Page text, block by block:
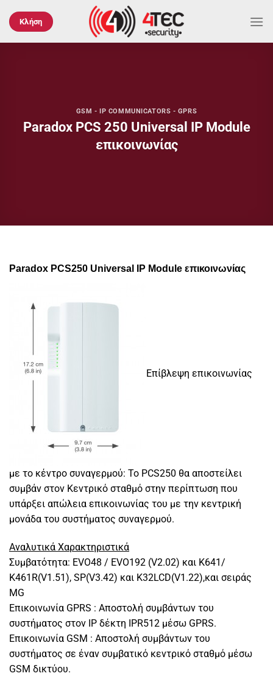
στο
Κλήση
GSM - IP COMMUNICATORS - GPRS
Paradox PCS 250 Universal IP Module
επικοινωνίας
Paradox PCS250 Universal IP Module επικοινωνίας
Επίβλεψη επικοινωνίας
με το κέντρο συναγερμού: Το PCS250 θα αποστείλει
συμβάν στον Κεντρικό σταθμό στην περίπτωση που
υπάρξει απώλεια επικοινωνίας του με την κεντρική
μονάδα του συστήματος συναγερμού.
Αναλυτικά Χαρακτηριστικά
Συμβατότητα: EVO48 / EVO192 (V2.02) και Κ641/
K461R(V1.51), SP(V3.42) και K32LCD(V1.22),και σειράς
MG
Επικοινωνία GPRS : Αποστολή συμβάντων του
συστήματος στον IP δέκτη IPR512 μέσω GPRS.
Επικοινωνία GSM : Αποστολή συμβάντων του
συστήματος σε έναν συμβατικό κεντρικό σταθμό μέσω
GSM δικτύου.